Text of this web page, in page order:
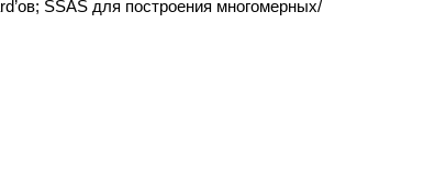
SSAS для построения многомерных/